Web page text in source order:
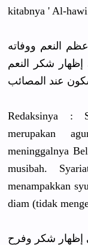
kitabnya ' Al-hawi
ﺍﻟﻨﻌﻢ ﻭﻭﻓﺎﺗﻪ
ﺷﻜﺮ ﺍﻟﻨﻌﻢ
Redaksinya :
merupakan
meninggalnya
musibah.
menampakkan
diam (tidak
ﺇﻇﻬﺎﺭ ﺷﻜﺮ ﻭﻓﺮﺡ